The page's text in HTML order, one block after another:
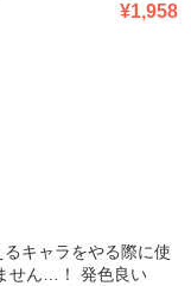
¥1,958
キャラをやる際に使
せん…！ 発色良い